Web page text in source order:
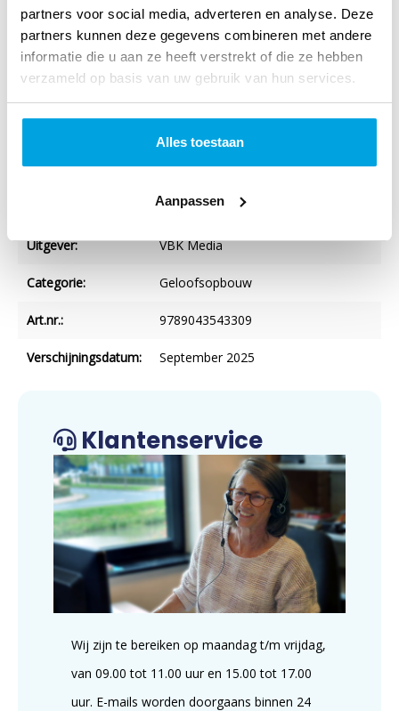
partners voor social media, adverteren en analyse. Deze
partners kunnen deze gegevens combineren met andere
informatie die u aan ze heeft verstrekt of die ze hebben
verzameld op basis van uw gebruik van hun services.
Alles toestaan
Aanpassen
Taal: Nederlands
Verschijningsvorm: Paperback
707
Druk: 1
KokBoekencentrum Non-Fictie
Uitgever: VBK Media
Categorie: Geloofsopbouw
Art.nr.: 9789043543309
Verschijningsdatum: September 2025
Klantenservice
Wij zijn te bereiken op maandag t/m vrijdag,
van 09.00 tot 11.00 uur en 15.00 tot 17.00
uur. E-mails worden doorgaans binnen 24